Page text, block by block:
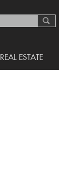
REAL ESTATE